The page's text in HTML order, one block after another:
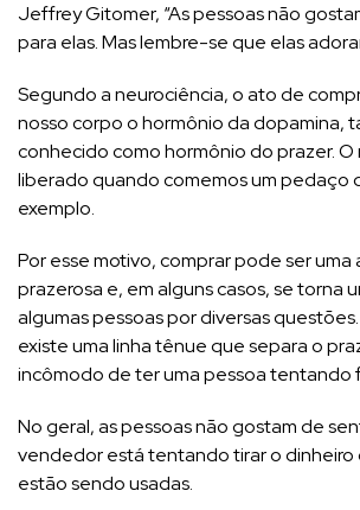
Jeffrey Gitomer, “As pessoas não
para elas. Mas lembre-se que elas
Segundo a neurociência, o ato de
nosso corpo o hormônio da dopamina,
conhecido como hormônio do prazer. O
liberado quando comemos um pedaço
exemplo.
Por esse motivo, comprar pode ser
prazerosa e, em alguns casos, se torna
algumas pessoas por diversas
existe uma linha tênue que separa o
incômodo de ter uma pessoa tentando
No geral, as pessoas não gostam de
vendedor está tentando tirar o dinheiro
estão sendo usadas.